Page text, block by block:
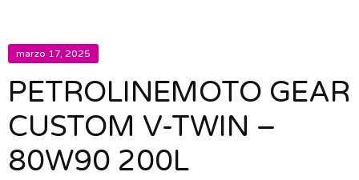
marzo 17, 2025
PETROLINEMOTO GEAR
CUSTOM V-TWIN –
80W90 200L